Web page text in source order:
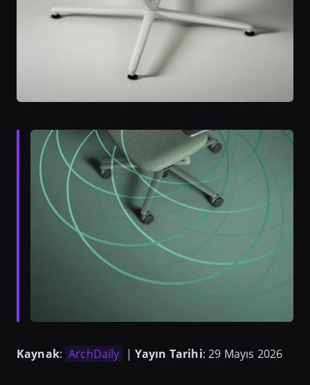
Kaynak: ArchDaily | Yayın Tarihi: 29 Mayıs 2026